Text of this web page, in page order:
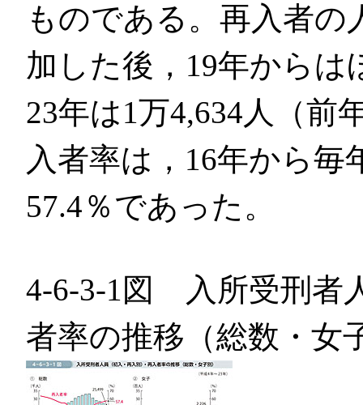
ものである。再入者の
加した後，19年から
23年は1万4,634人（前
入者率は，16年から
57.4％であった。
4-6-3-1図 入所受刑者
者率の推移（総数・女